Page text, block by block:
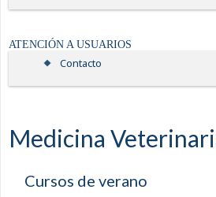
ATENCIÓN A USUARIOS
Contacto
Medicina
Cursos de verano